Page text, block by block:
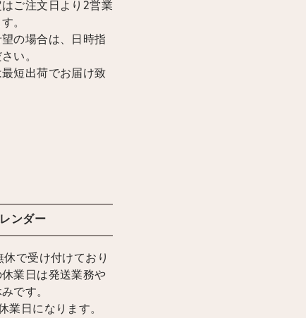
はご注文日より2営業
。
の場合は、日時指
い。
最短出荷でお届け致
ンダー
で受け付けており
業日は発送業務や
です。
業日になります。